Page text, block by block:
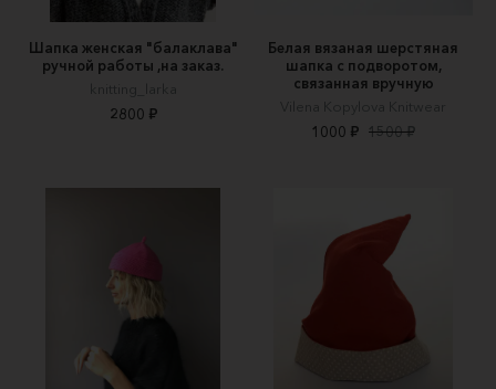
Шапка женская "балаклава"
ручной работы ,на заказ.
knitting_larka
2800 ₽
Белая вязаная шерстяная
шапка с подворотом,
связанная вручную
Vilena Kopylova Knitwear
1000 ₽ 1500 ₽